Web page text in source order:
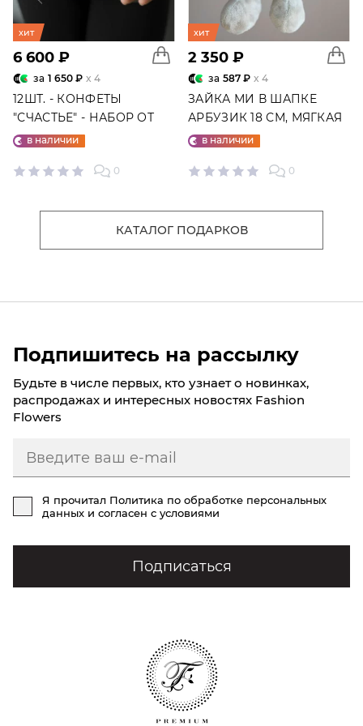
хит
6 600 ₽
за 1 650 ₽ x 4
12ШТ. - КОНФЕТЫ
"СЧАСТЬЕ" - НАБОР ОТ
"ФАБРИКИ СЧАСТЬЕ"
в наличии
0
хит
2 350 ₽
за 587 ₽ x 4
ЗАЙКА МИ В ШАПКЕ
АРБУЗИК 18 СМ, МЯГКАЯ
ИГРУШКА
в наличии
0
КАТАЛОГ ПОДАРКОВ
Подпишитесь на рассылку
Будьте в числе первых, кто узнает о новинках,
распродажах и интересных новостях Fashion
Flowers
Я прочитал Политика по обработке персональных
данных и согласен с условиями
Подписаться